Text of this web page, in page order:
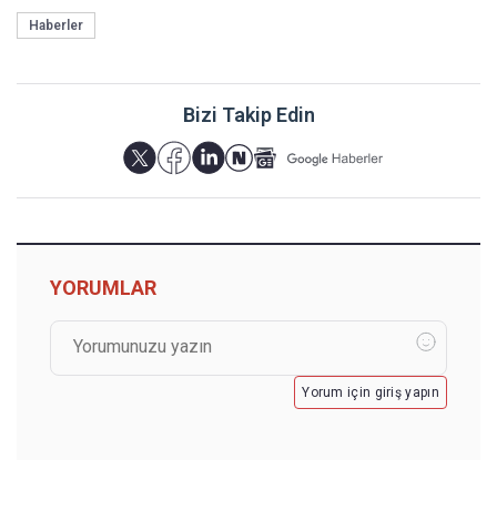
Haberler
Bizi Takip Edin
YORUMLAR
Yorum için giriş yapın